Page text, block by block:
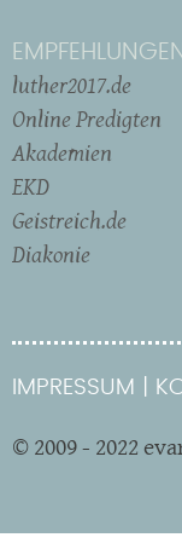
EMPFEHLUNGEN
luther2017.de
Online Predigten
Akademien
EKD
Geistreich.de
Diakonie
IMPRESSUM
© 2009 - 2022